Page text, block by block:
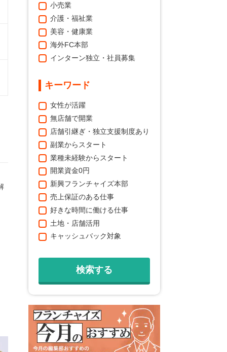
小売業
介護・福祉業
美容・健康業
海外FC本部
インターン独立・社員募集
キーワード
女性が活躍
無店舗で開業
店舗引継ぎ・独立支援制度あり
副業からスタート
業種未経験からスタート
開業資金0円
新興フランチャイズ本部
売上保証のある仕事
好きな時間に働ける仕事
土地・店舗活用
キャッシュバック対象